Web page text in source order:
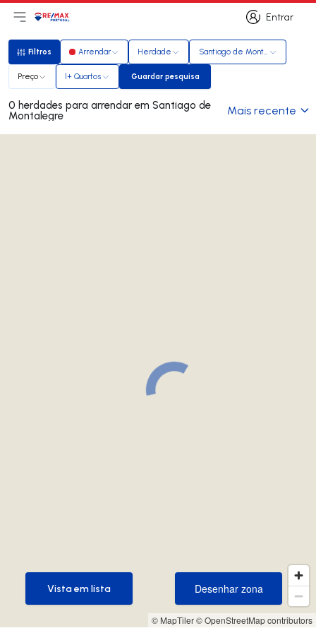
Entrar
Entrar
Abri menu principal
LogoIr para página inicial
Filtros
Filtros Arrendar Herdade Santiago de Montalegre
Preço 1+ Quartos Guardar pesquisa
Guardar pesquisa
0 herdades para arrendar em Santiago de
Montalegre Mais recente
© MapTiler© OpenStreetMap contributors
Desenhar zona
Desenhar zona
Vista em lista
Vista em lista